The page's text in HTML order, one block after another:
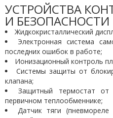
УСТРОЙСТВА
И БЕЗОПАСНОСТИ
Жидкокристаллический
Электронная система
последних ошибок в работе;
Ионизационный контроль
Системы защиты от
клапана;
Защитный термостат от
первичном теплообменнике;
Датчик тяги